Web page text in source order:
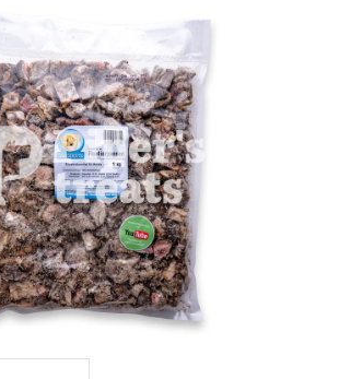
a zľavy
Obchodné podmienky
Ochrana osobných údajov
– Piper’s Treats
Kontakt
– FAQ
Odstúpiť od zmluvy tu